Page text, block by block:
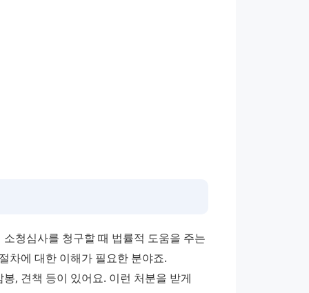
청심사를 청구할 때 법률적 도움을 주는
차에 대한 이해가 필요한 분야죠.
, 견책 등이 있어요. 이런 처분을 받게